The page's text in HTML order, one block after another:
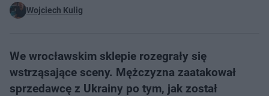
Wojciech Kulig
We wrocławskim sklepie rozegrały się
wstrząsające sceny. Mężczyzna zaatakował
sprzedawcę z Ukrainy po tym, jak został